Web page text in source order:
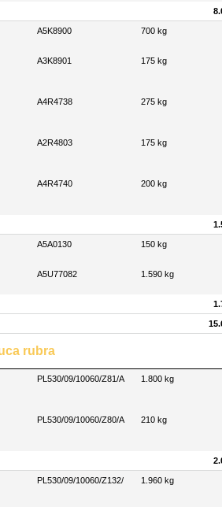
A5K8900 700 kg
A3K8901 175 kg
A4R4738 275 kg
A2R4803 175 kg
A4R4740 200 kg
A5A0130 150 kg
A5U77082 1.590 kg
rubra
PL530/09/10060/Z81/A 1.800 kg
PL530/09/10060/Z80/A 210 kg
PL530/09/10060/Z132/ 1.960 kg